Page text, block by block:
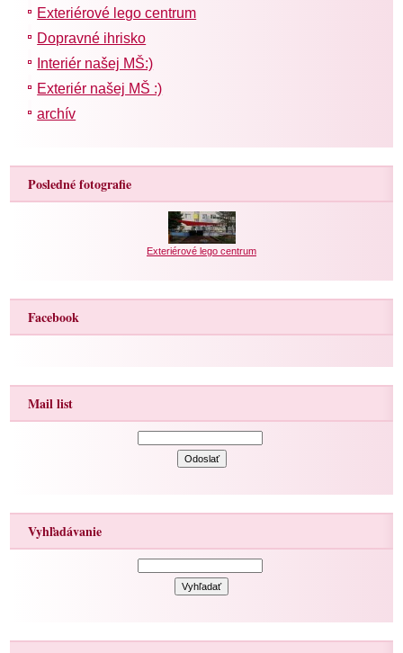
Exteriérové lego centrum
Dopravné ihrisko
Interiér našej MŠ:)
Exteriér našej MŠ :)
archív
Posledné fotografie
Exteriérové lego centrum
Facebook
Mail list
Vyhľadávanie